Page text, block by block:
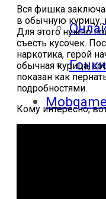
Гонки
Mobgame
Вся фишка
в обычную курицу,
Для этого нужно
съесть кусочек.
наркотика, герой
обычная курица,
показан как
подробностями.
Кому интересно,